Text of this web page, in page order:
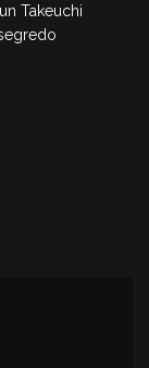
Takeuchi